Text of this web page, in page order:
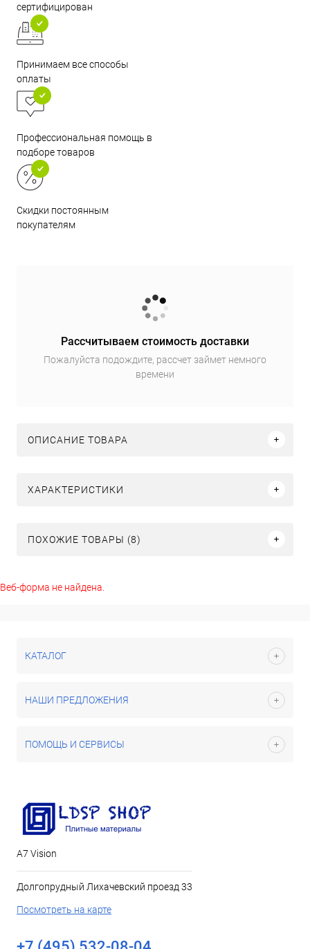
сертифицирован
Принимаем все способы
оплаты
Профессиональная помощь в
подборе товаров
Скидки постоянным
покупателям
Рассчитываем стоимость доставки
Пожалуйста подождите, рассчет займет немного
времени
ОПИСАНИЕ ТОВАРА
ХАРАКТЕРИСТИКИ
ПОХОЖИЕ ТОВАРЫ (8)
Веб-форма не найдена.
КАТАЛОГ
НАШИ ПРЕДЛОЖЕНИЯ
ПОМОЩЬ И СЕРВИСЫ
А7 Vision
Долгопрудный Лихачевский проезд 33
Посмотреть на карте